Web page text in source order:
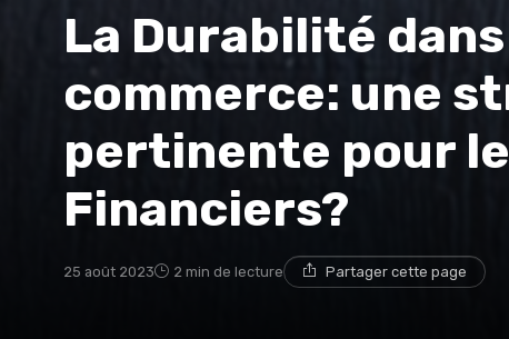
La Durabilité
commerce: une
pertinente pour
Financiers?
25 août 2023 2 min de lecture Partager cette page